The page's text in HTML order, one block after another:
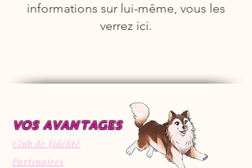
informations sur lui-même, vous les
verrez ici.
VOS AVANTAGES
Club de fidélité
Partenaires